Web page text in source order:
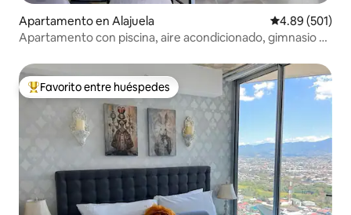
Apartamento en Alajuela Calificación
4.89 (501)
Apartamento con piscina, aire acondicionado, gimnasio y
Favorito entre huéspedes preferido
Favorito entre huéspedes